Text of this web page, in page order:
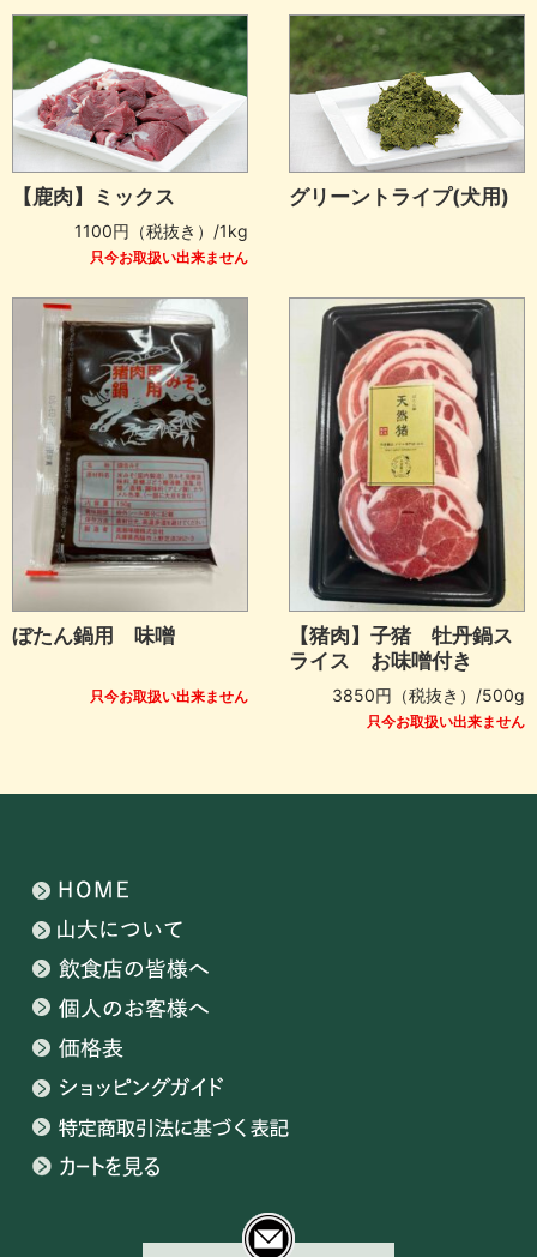
【鹿肉】ミックス
1100円（税抜き）/1kg
只今お取扱い出来ません
グリーントライプ(犬用)
ぼたん鍋用 味噌
只今お取扱い出来ません
【猪肉】子猪 牡丹鍋ス
ライス お味噌付き
3850円（税抜き）/500g
只今お取扱い出来ません